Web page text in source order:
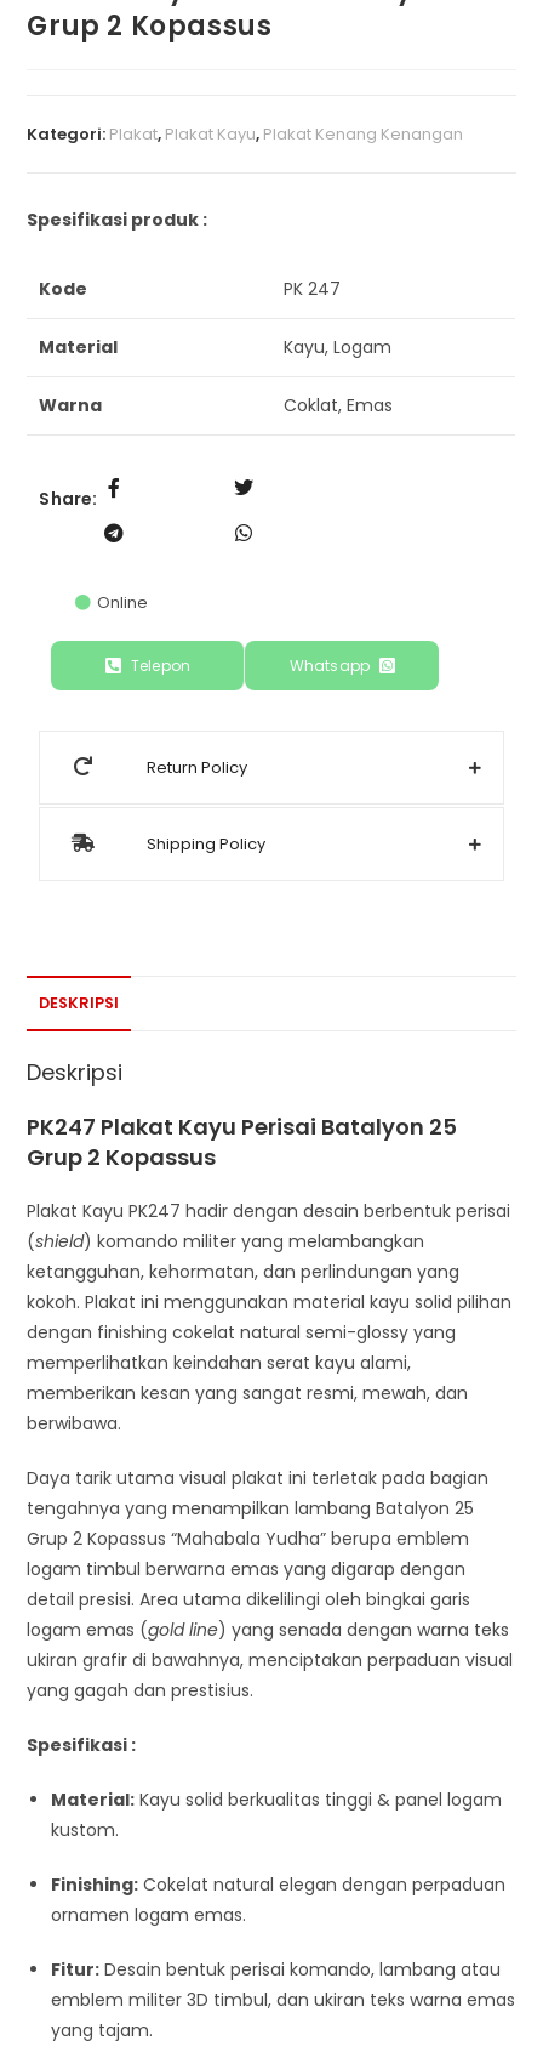
Grup 2 Kopassus
Kategori: Plakat, Plakat Kayu, Plakat Kenang Kenangan
Spesifikasi produk :
Kode PK 247
Material Kayu, Logam
Warna Coklat, Emas
Share:
Online
Telepon Whatsapp
Return Policy
Shipping Policy
DESKRIPSI
Deskripsi
PK247 Plakat Kayu Perisai Batalyon 25
Grup 2 Kopassus
Plakat Kayu PK247 hadir dengan desain berbentuk perisai
(shield) komando militer yang melambangkan
ketangguhan, kehormatan, dan perlindungan yang
kokoh. Plakat ini menggunakan material kayu solid pilihan
dengan finishing cokelat natural semi-glossy yang
memperlihatkan keindahan serat kayu alami,
memberikan kesan yang sangat resmi, mewah, dan
berwibawa.
Daya tarik utama visual plakat ini terletak pada bagian
tengahnya yang menampilkan lambang Batalyon 25
Grup 2 Kopassus “Mahabala Yudha” berupa emblem
logam timbul berwarna emas yang digarap dengan
detail presisi. Area utama dikelilingi oleh bingkai garis
logam emas (gold line) yang senada dengan warna teks
ukiran grafir di bawahnya, menciptakan perpaduan visual
yang gagah dan prestisius.
Spesifikasi :
Material: Kayu solid berkualitas tinggi & panel logam
kustom.
Finishing: Cokelat natural elegan dengan perpaduan
ornamen logam emas.
Fitur: Desain bentuk perisai komando, lambang atau
emblem militer 3D timbul, dan ukiran teks warna emas
yang tajam.